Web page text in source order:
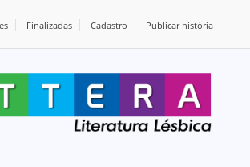
Finalizadas Cadastro Publicar história